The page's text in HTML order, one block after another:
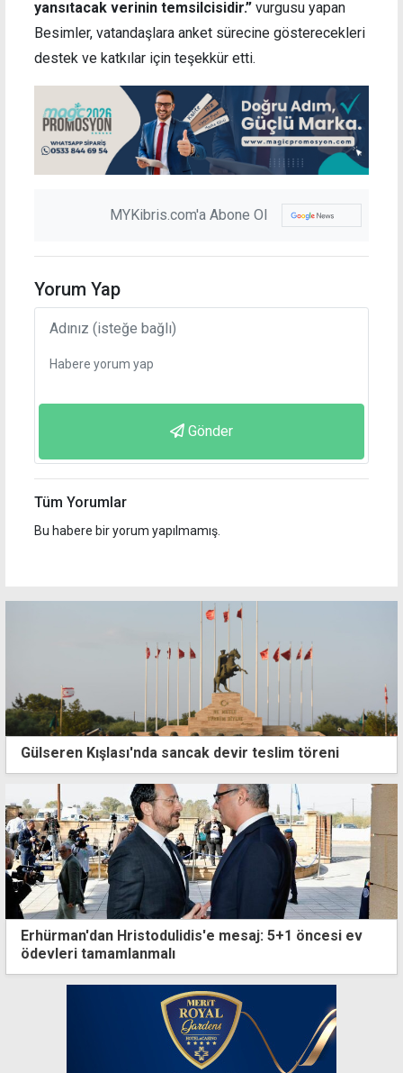
yansıtacak verinin temsilcisidir.” vurgusu yapan
Besimler, vatandaşlara anket sürecine gösterecekleri
destek ve katkılar için teşekkür etti.
MYKibris.com'a Abone Ol
Yorum Yap
Gönder
Tüm Yorumlar
Bu habere bir yorum yapılmamış.
Gülseren Kışlası'nda sancak devir teslim töreni
Erhürman'dan Hristodulidis'e mesaj: 5+1 öncesi ev
ödevleri tamamlanmalı